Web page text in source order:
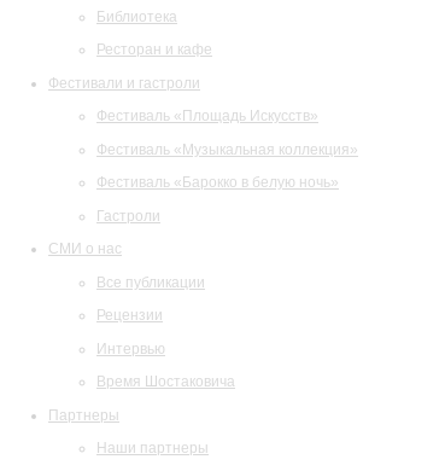
Библиотека
Ресторан и кафе
Фестивали и гастроли
Фестиваль «Площадь Искусств»
Фестиваль «Музыкальная коллекция»
Фестиваль «Барокко в белую ночь»
Гастроли
СМИ о нас
Все публикации
Рецензии
Интервью
Время Шостаковича
Партнеры
Наши партнеры